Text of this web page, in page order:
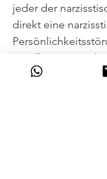
jeder der
direkt eine
Bandbreite ist
es verschiedene